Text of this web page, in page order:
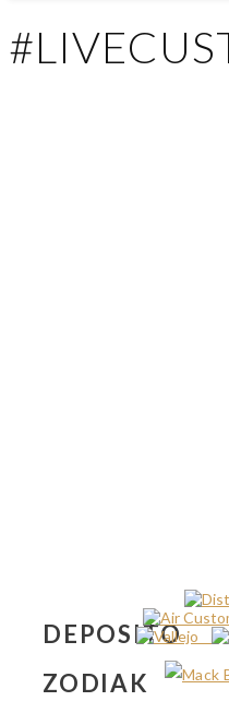
DEPOSITO
ZODIAK